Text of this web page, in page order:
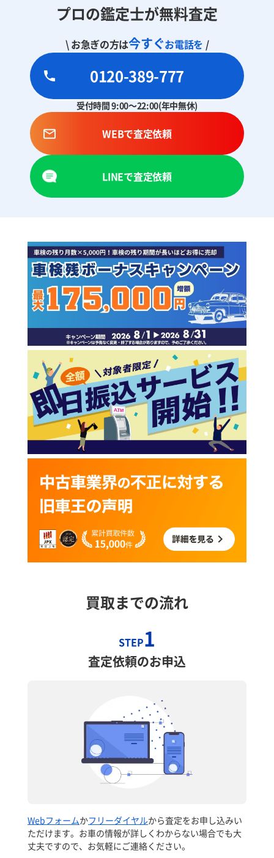
プロの鑑定士が無料査定
\ お急ぎの方は今すぐお電話を /
0120-389-777
受付時間 9:00～22:00(年中無休)
WEBで査定依頼
LINEで査定依頼
買取までの流れ
STEP1
査定依頼のお申込
Webフォームかフリーダイヤルから査定をお申し込みい
ただけます。お車の情報が詳しくわからない場合でも大
丈夫ですので、お気軽にご連絡ください。